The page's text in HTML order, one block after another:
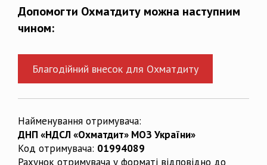
Допомогти Охматдиту можна наступним
чином:
Благодійний внесок для Охматдиту
Найменування отримувача:
ДНП «НДСЛ «Охматдит» МОЗ України»
Код отримувача: 01994089
Рахунок отримувача у форматі відповідно до